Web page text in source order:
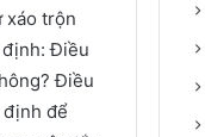
xáo trộn
định: Điều
Điều
định để